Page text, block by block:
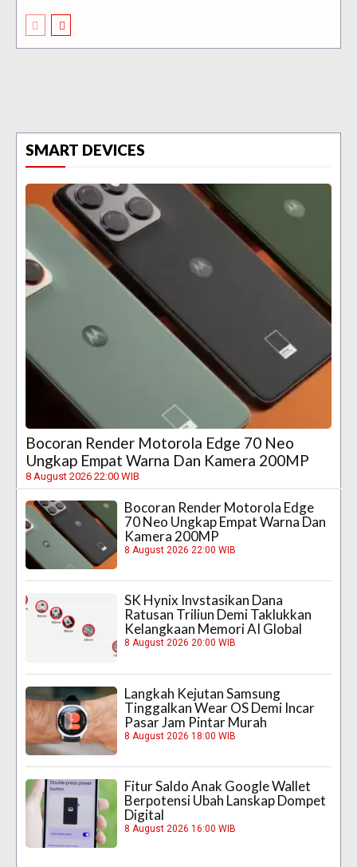
SMART DEVICES
Bocoran Render Motorola Edge 70 Neo
Ungkap Empat Warna Dan Kamera 200MP
8 August 2026 22:00 WIB
Bocoran Render Motorola Edge
70 Neo Ungkap Empat Warna Dan
Kamera 200MP
8 August 2026 22:00 WIB
SK Hynix Invstasikan Dana
Ratusan Triliun Demi Taklukkan
Kelangkaan Memori AI Global
8 August 2026 20:00 WIB
Langkah Kejutan Samsung
Tinggalkan Wear OS Demi Incar
Pasar Jam Pintar Murah
8 August 2026 18:00 WIB
Fitur Saldo Anak Google Wallet
Berpotensi Ubah Lanskap Dompet
Digital
8 August 2026 16:00 WIB